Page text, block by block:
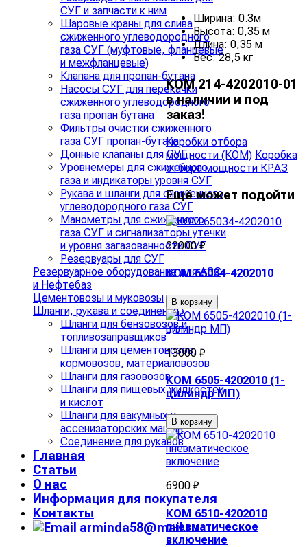
СУГ и запчасти к ним
Шаровые краны для слива
сжиженного углеводородного
газа СУГ (муфтовые, фланцевые
и межфланцевые)
Клапана для пропан-бутана
Насосы СУГ для перекачки
сжиженного углеводородного
газа пропан бутана
Фильтры очистки сжиженного
газа СУГ пропан-бутана
Донные клапаны для СУГ
Уровнемеры для сжиженного
газа и индикаторы уровня СУГ
Рукава и шланги для сжиженного
углеводородного газа СУГ
Манометры для сжиженного
газа СУГ и сигнализаторы утечки
и уровня загазованности СУГ
Резервуары для СУГ
Резервуарное оборудование для АЗС
и Нефтебаз
Цементовозы и муковозы
Шланги, рукава и соединения›
Шланги для бензовозов и
топливозаправщиков
Шланги для цементовозов,
кормовозов, материаловозов
Шланги для газовозов
Шланги для пищевых жидкостей
и кислот
Шланги для вакумных и
ассенизаторских машин
Соединение для рукавов
Главная
Статьи
О нас
Информация для покупателя
Контакты
arminda58@mail.ru
Ширина: 0.3м
Высота: 0,35 м
Длина: 0,35 м
Вес: 28,5 кг
КОМ 214-4202010-01
в наличии и под
заказ!
Коробки отбора
мощности (КОМ) Коробка
отбора мощности КРАЗ
Ещё может подойти
22000 ₽
КОМ 65034-4202010
В корзину
13000 ₽
КОМ 6505-4202010 (1-
цилиндр МП)
В корзину
6900 ₽
КОМ 6510-4202010
пневматическое
включение